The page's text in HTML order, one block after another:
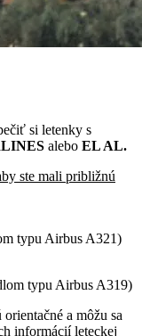
si letenky s
alebo EL AL.
ste mali približnú
typu Airbus A321)
typu Airbus A319)
a môžu sa
informácií leteckej